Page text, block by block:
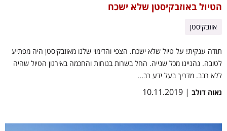
הטיול באוזבקיסטן שלא ישכח
אוזבקיסטן
תודה ענקית! על טיול שלא ישכח. הצפי והדימוי שלנו מאוזבקיסטן היה מפתיע
לטובה. נהניינו מכל שנייה. החל בשרות בנוחות והחכמה באירגון הטיול שהיה
ללא רבב. מדריך בעל ידע רב...
נאוה דולב | 10.11.2019